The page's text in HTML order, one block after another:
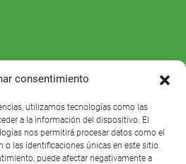
consentimiento
utilizamos tecnologías como las
a la información del dispositivo. El
nos permitirá procesar datos como el
o las identificaciones únicas en este sitio.
puede afectar negativamente a